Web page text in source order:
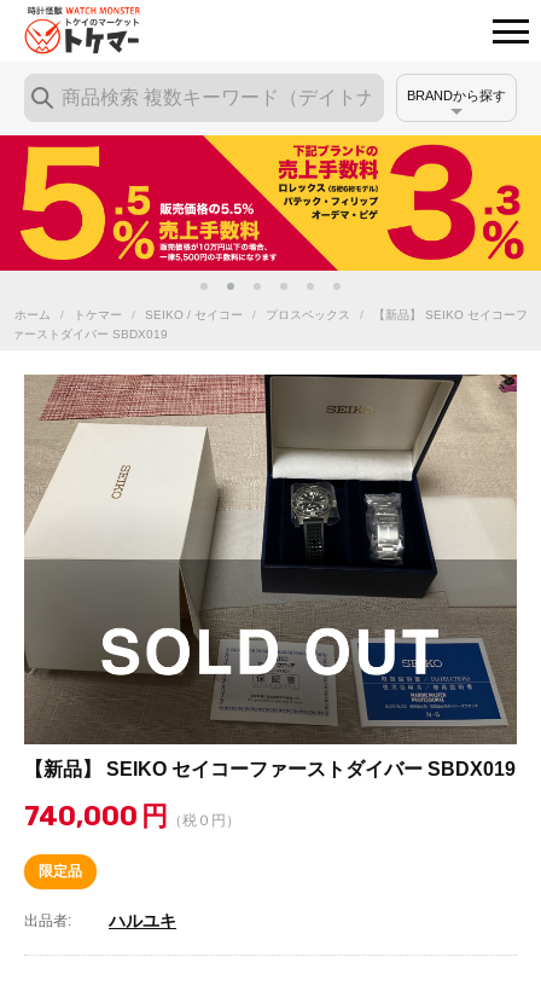
BRANDから探す
ホーム / トケマー / SEIKO / セイコー / プロスペックス /
【新品】 SEIKO セイコーフ
ァーストダイバー SBDX019
【新品】 SEIKO セイコーファーストダイバー SBDX019
740,000 円 （税０円）
限定品
出品者: ハルユキ